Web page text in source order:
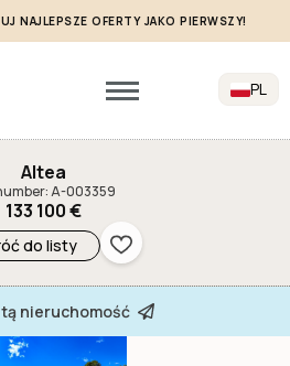
NAJLEPSZE OFERTY JAKO PIERWSZY!
PL
Altea
A-003359
133 100 €
do listy
nieruchomość